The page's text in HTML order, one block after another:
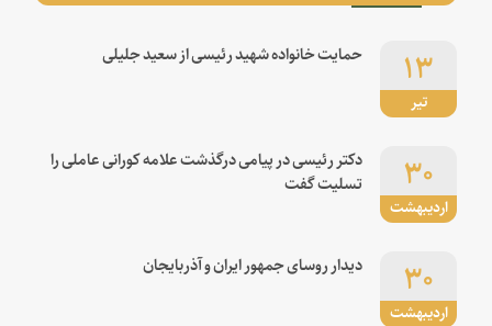
تیر
۱۳ حمایت خانواده شهید رئیسی از سعید جلیلی
اردیبهشت
۳۰
دکتر رئیسی در پیامی درگذشت علامه کورانی عاملی را
تسلیت گفت
اردیبهشت
۳۰ دیدار روسای جمهور ایران و آذربایجان